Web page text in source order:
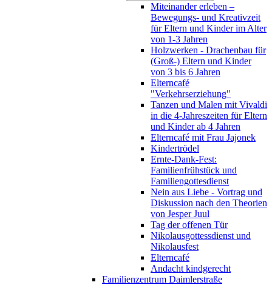
Miteinander erleben –
Bewegungs- und Kreativzeit
für Eltern und Kinder im Alter
von 1-3 Jahren
Holzwerken - Drachenbau für
(Groß-) Eltern und Kinder
von 3 bis 6 Jahren
Elterncafé
"Verkehrserziehung"
Tanzen und Malen mit Vivaldi
in die 4-Jahreszeiten für Eltern
und Kinder ab 4 Jahren
Elterncafé mit Frau Jajonek
Kindertrödel
Ernte-Dank-Fest:
Familienfrühstück und
Familiengottesdienst
Nein aus Liebe - Vortrag und
Diskussion nach den Theorien
von Jesper Juul
Tag der offenen Tür
Nikolausgottessdienst und
Nikolausfest
Elterncafé
Andacht kindgerecht
Familienzentrum Daimlerstraße